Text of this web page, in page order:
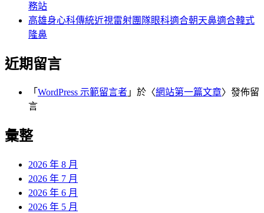
務站
高雄身心科傳統近視雷射團隊眼科適合朝天鼻適合韓式
隆鼻
近期留言
「 WordPress 示範留言者 」於〈網站第一篇文章〉發佈留
言
彙整
2026 年 8 月
2026 年 7 月
2026 年 6 月
2026 年 5 月